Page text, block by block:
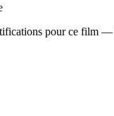
pour ce film —